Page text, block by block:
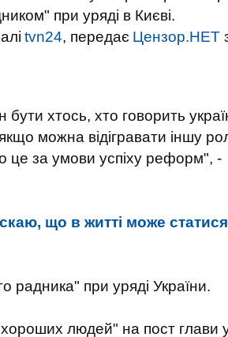
при уряді в Києві.
tvn24, передає Цензор.НЕТ
хтось, хто говорить
можна відігравати іншу
це за умови успіху реформ", -
що в житті може
радника" при уряді України.
людей" на пост глави